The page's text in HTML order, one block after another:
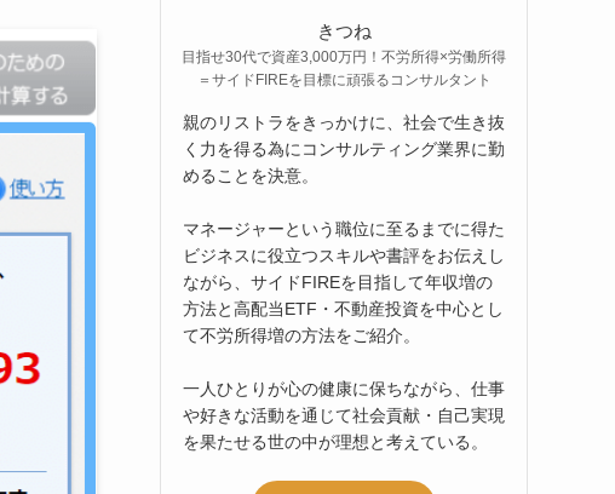
きつね
目指せ30代で資産3,000万円！不労所得×労働所得
＝サイドFIREを目標に頑張るコンサルタント
親のリストラをきっかけに、社会で生き抜
く力を得る為にコンサルティング業界に勤
めることを決意。
マネージャーという職位に至るまでに得た
ビジネスに役立つスキルや書評をお伝えし
ながら、サイドFIREを目指して年収増の
方法と高配当ETF・不動産投資を中心とし
て不労所得増の方法をご紹介。
一人ひとりが心の健康に保ちながら、仕事
や好きな活動を通じて社会貢献・自己実現
を果たせる世の中が理想と考えている。